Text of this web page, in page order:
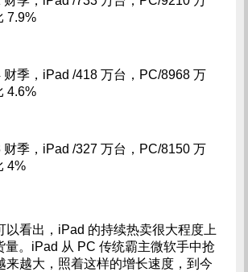
7.9%
财季，iPad /418 万台，PC/8968 万
4.6%
财季，iPad /327 万台，PC/8150 万
4%
以看出，iPad 的持续热卖很大程度上
量。iPad 从 PC 传统霸主微软手中抢
来越大，照着这样的增长速度，到今